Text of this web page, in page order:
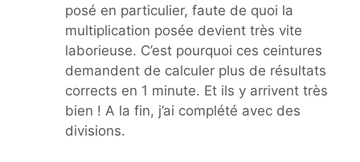
posé en particulier, faute de quoi la
multiplication posée devient très vite
laborieuse. C’est pourquoi ces ceintures
demandent de calculer plus de résultats
corrects en 1 minute. Et ils y arrivent très
bien ! A la fin, j’ai complété avec des
divisions.